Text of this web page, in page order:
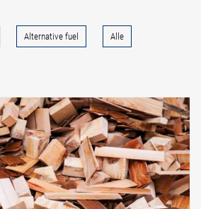
Alternative fuel Alle